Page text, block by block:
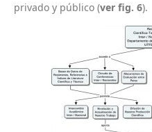
privado y público (ver fig. 6).